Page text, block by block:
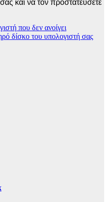
και να τον προστατεύσετε
που δεν ανοίγει
δίσκο του υπολογιστή σας